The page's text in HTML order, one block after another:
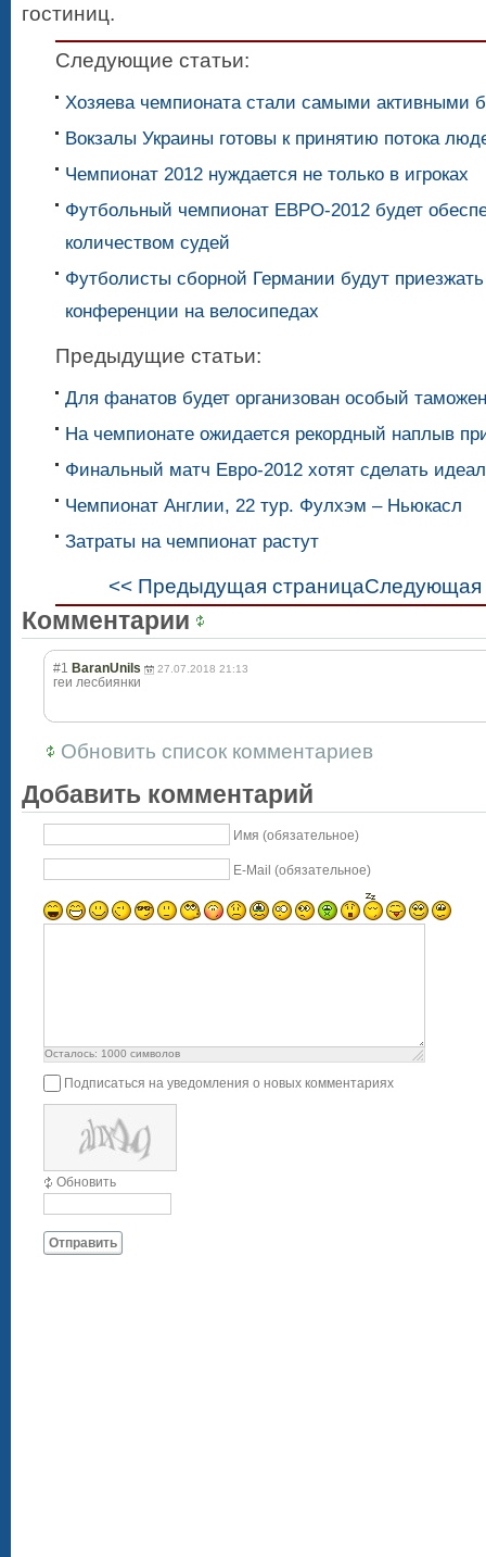
гостиниц.
Следующие статьи:
Хозяева чемпионата стали самыми активными
Вокзалы Украины готовы к принятию потока
Чемпионат 2012 нуждается не только в игроках
Футбольный чемпионат ЕВРО-2012 будет
количеством судей
Футболисты сборной Германии будут
конференции на велосипедах
Предыдущие статьи:
Для фанатов будет организован особый
На чемпионате ожидается рекордный наплыв
Финальный матч Евро-2012 хотят сделать
Чемпионат Англии, 22 тур. Фулхэм – Ньюкасл
Затраты на чемпионат растут
<< Предыдущая страницаСледующая
Комментарии
#1 BaranUnils 27.07.2018 21:13
геи лесбиянки
Обновить список комментариев
Добавить комментарий
Имя (обязательное)
E-Mail (обязательное)
Осталось: 1000 символов
Подписаться на уведомления о новых комментариях
Обновить
Отправить